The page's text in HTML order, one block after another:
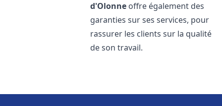
d'Olonne offre également des
garanties sur ses services, pour
rassurer les clients sur la qualité
de son travail.